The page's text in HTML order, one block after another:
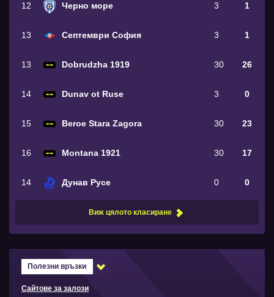
12 Черно море 3 1
13 Септември София 3 1
13 Dobrudzha 1919 30 26
14 Dunav ot Ruse 3 0
15 Beroe Stara Zagora 30 23
16 Montana 1921 30 17
14 Дунав Русе 0 0
Виж цялото класиране
Полезни връзки
Сайтове за залози